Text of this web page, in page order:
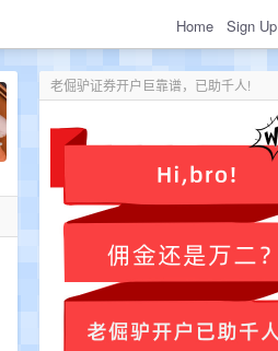
Home Sign Up
老倔驴证券开户巨靠谱，已助千人!